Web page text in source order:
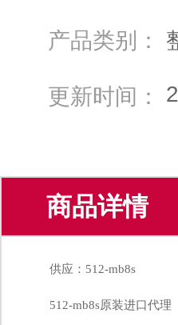
产品类别：
更新时间：
商品详情
供应：512-mb8s
512-mb8s原装进口代理